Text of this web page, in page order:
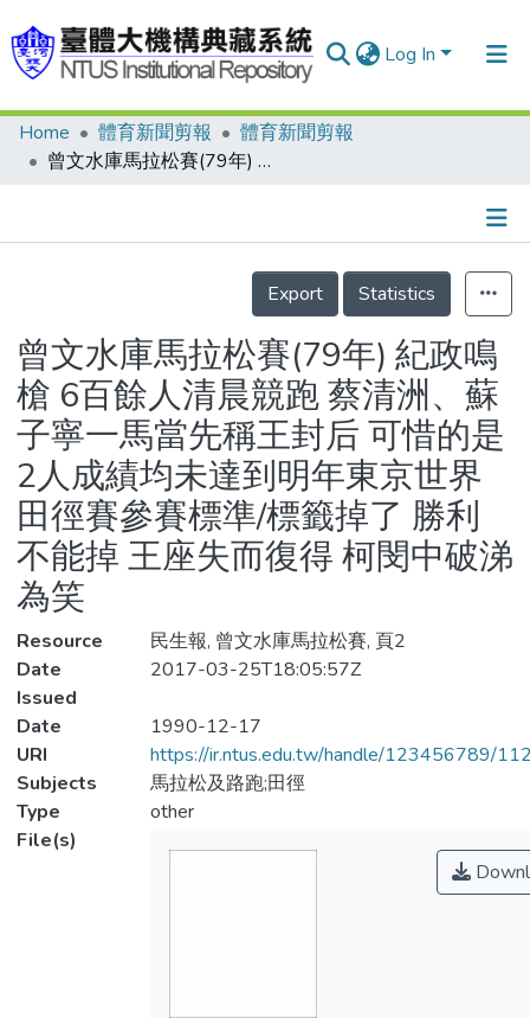
Log In
Communities & Collections
Statistics
Home 體育新聞剪報
體育新聞剪報
曾文水庫馬拉松賽(79年) 紀政鳴槍 6百餘人清晨競跑 蔡清洲、蘇子寧一馬當先稱王封后 可惜的是2人成績均未達到明年東京世界田徑賽參賽標準/標籤掉了 勝利不能掉 王座失而復得 柯閔中破涕為笑
Details
Export
Statistics
曾文水庫馬拉松賽(79年) 紀政鳴
槍 6百餘人清晨競跑 蔡清洲、蘇
子寧一馬當先稱王封后 可惜的是
2人成績均未達到明年東京世界
田徑賽參賽標準/標籤掉了 勝利
不能掉 王座失而復得 柯閔中破涕
為笑
Resource
民生報, 曾文水庫馬拉松賽, 頁2
Date
Issued
2017-03-25T18:05:57Z
Date
1990-12-17
URI
https://ir.ntus.edu.tw/handle/123456789/
Subjects
馬拉松及路跑;田徑
Type
other
File(s)